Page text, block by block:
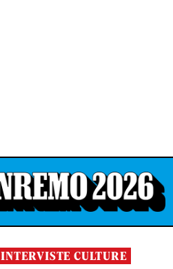
INTERVISTE CULTURE